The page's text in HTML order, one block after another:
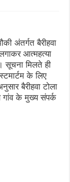
अंतर्गत बैरीहवा
आत्महत्या
सूचना मिलते ही
के लिए
बैरीहवा टोला
गांव के मुख्य संपर्क